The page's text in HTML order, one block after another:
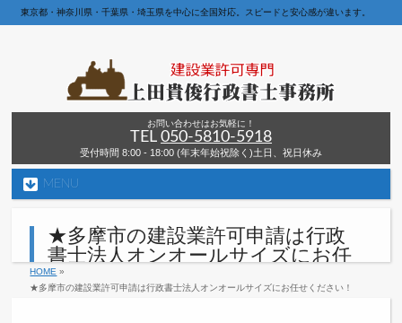
東京都・神奈川県・千葉県・埼玉県を中心に全国対応。スピードと安心感が違います。
お問い合わせはお気軽に！
TEL 050-5810-5918
受付時間 8:00 - 18:00 (年末年始祝除く)土日、祝日休み
MENU
★多摩市の建設業許可申請は行政
書士法人オンオールサイズにお任
せください！
HOME »
★多摩市の建設業許可申請は行政書士法人オンオールサイズにお任せください！